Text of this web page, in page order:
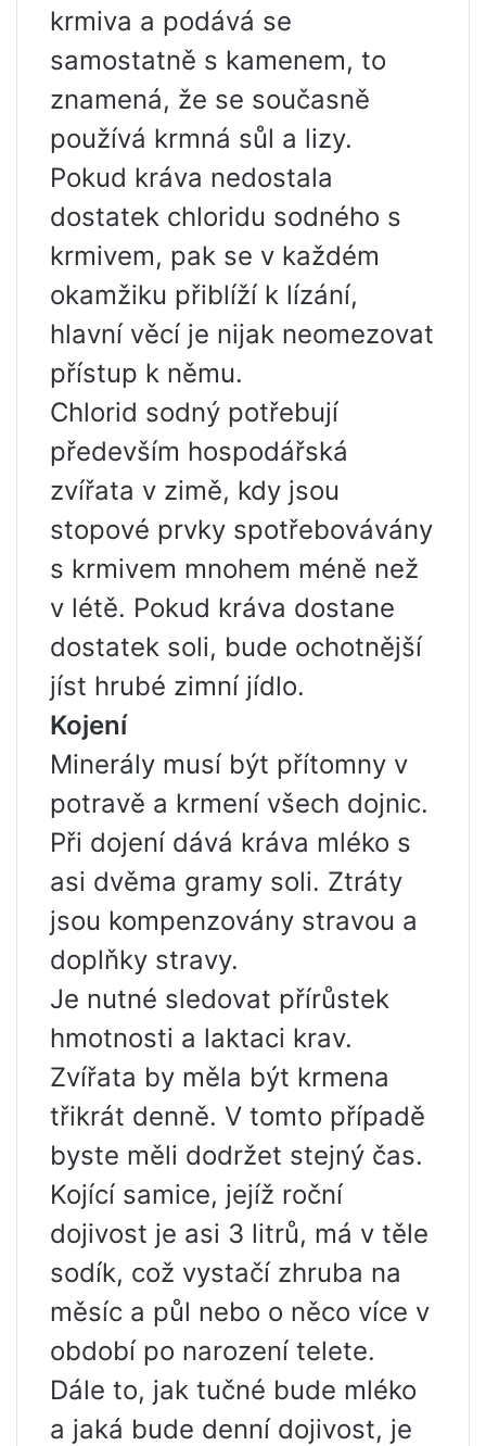
krmiva a podává se
samostatně s kamenem, to
znamená, že se současně
používá krmná sůl a lizy.
Pokud kráva nedostala
dostatek chloridu sodného s
krmivem, pak se v každém
okamžiku přiblíží k lízání,
hlavní věcí je nijak neomezovat
přístup k němu.
Chlorid sodný potřebují
především hospodářská
zvířata v zimě, kdy jsou
stopové prvky spotřebovávány
s krmivem mnohem méně než
v létě. Pokud kráva dostane
dostatek soli, bude ochotnější
jíst hrubé zimní jídlo.
Kojení
Minerály musí být přítomny v
potravě a krmení všech dojnic.
Při dojení dává kráva mléko s
asi dvěma gramy soli. Ztráty
jsou kompenzovány stravou a
doplňky stravy.
Je nutné sledovat přírůstek
hmotnosti a laktaci krav.
Zvířata by měla být krmena
třikrát denně. V tomto případě
byste měli dodržet stejný čas.
Kojící samice, jejíž roční
dojivost je asi 3 litrů, má v těle
sodík, což vystačí zhruba na
měsíc a půl nebo o něco více v
období po narození telete.
Dále to, jak tučné bude mléko
a jaká bude denní dojivost, je